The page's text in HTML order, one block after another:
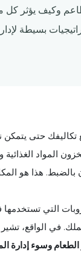
وكيف يؤثر كل
بسيطة
حتى
المواد الغذائية
التي
في الواقع،